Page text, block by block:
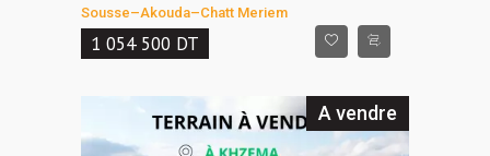
Sousse–Akouda–Chatt Meriem
1 054 500 DT
A vendre